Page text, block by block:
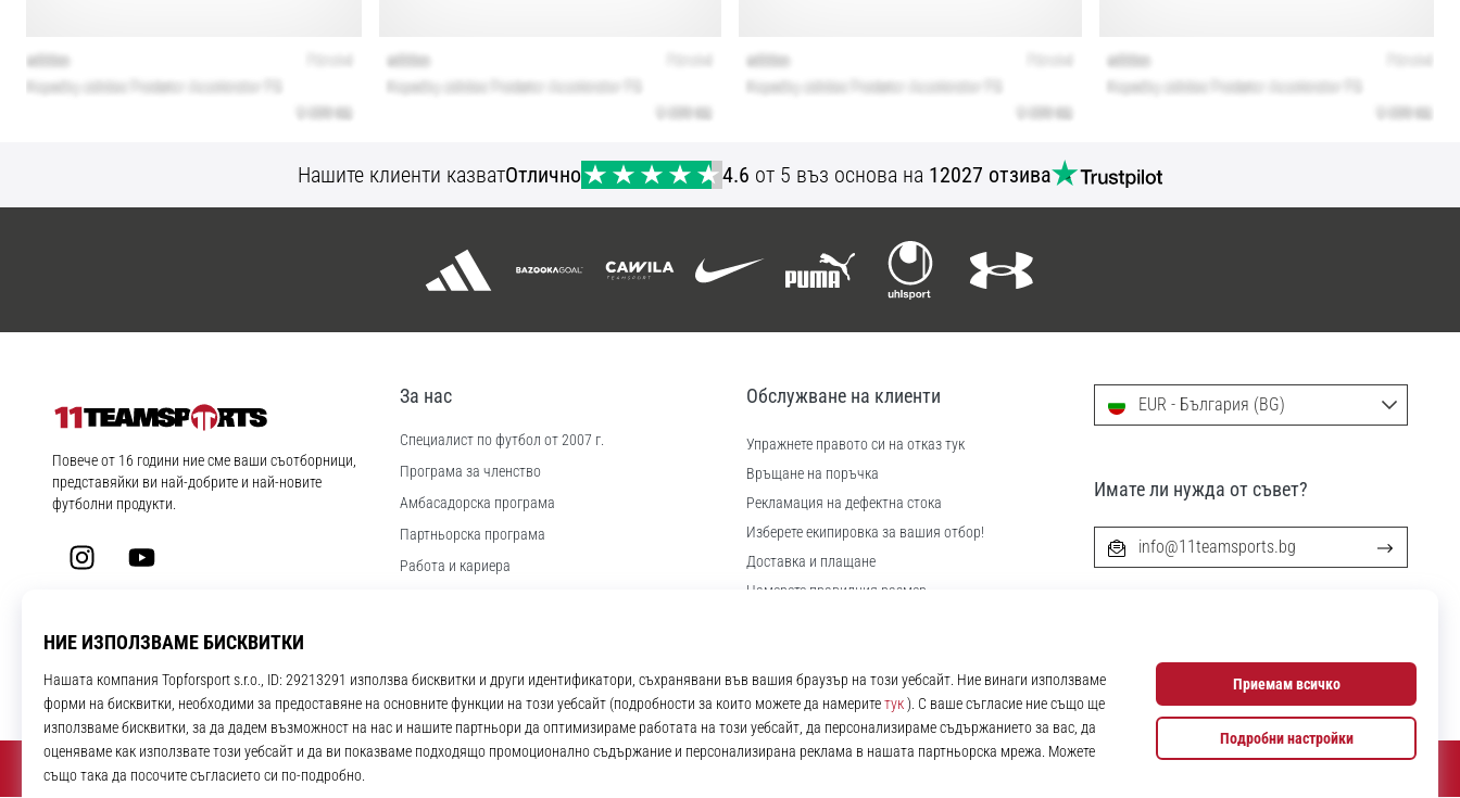
Нашите клиенти казватОтлично 4.6 от 5 въз основа на 12027 отзива
11teamsports.bg
Повече от 16 години ние сме ваши съотборници,
представяйки ви най-добрите и най-новите
футболни продукти.
InstagramYouTube
За нас
Специалист по футбол от 2007 г.
Програма за членство
Aмбасадорска програма
Партньорска програма
Работа и кариера
Обслужване на клиенти
Упражнете правото си на отказ тук
Връщане на поръчка
Рекламация на дефектна стока
Изберете екипировка за вашия отбор!
Доставка и плащане
Намерете правилния размер
Политика за поверителност
EUR - България (BG)
Имате ли нужда от съвет?
info@11teamsports.bg